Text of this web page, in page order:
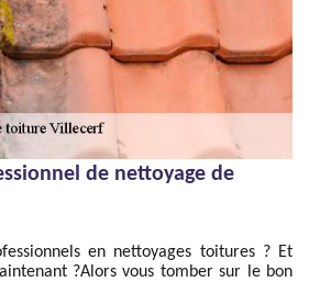
de nettoyage de
en nettoyages toitures ? Et
?Alors vous tomber sur le bon